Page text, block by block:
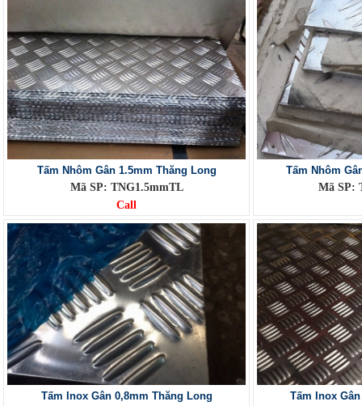
Tấm Nhôm Gân 1.5mm Thăng Long
Mã SP: TNG1.5mmTL
Call
Tấm Nhôm
Mã SP:
Tấm Inox Gân 0,8mm Thăng Long
Tấm Inox